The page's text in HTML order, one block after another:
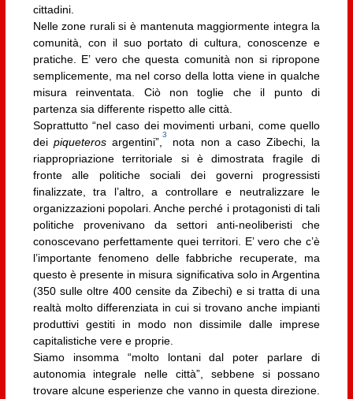
cittadini.
Nelle zone rurali si è mantenuta maggiormente integra la
comunità, con il suo portato di cultura, conoscenze e
pratiche. E’ vero che questa comunità non si ripropone
semplicemente, ma nel corso della lotta viene in qualche
misura reinventata. Ciò non toglie che il punto di
partenza sia differente rispetto alle città.
Soprattutto “nel caso dei movimenti urbani, come quello
dei piqueterosargentini”,
3
nota non a caso Zibechi, la
riappropriazione territoriale si è dimostrata fragile di
fronte alle politiche sociali dei governi progressisti
finalizzate, tra l’altro, a controllare e neutralizzare le
organizzazioni popolari. Anche perché i protagonisti di tali
politiche provenivano da settori anti-neoliberisti che
conoscevano perfettamente quei territori. E’ vero che c’è
l’importante fenomeno delle fabbriche recuperate, ma
questo è presente in misura significativa solo in Argentina
(350 sulle oltre 400 censite da Zibechi) e si tratta di una
realtà molto differenziata in cui si trovano anche impianti
produttivi gestiti in modo non dissimile dalle imprese
capitalistiche vere e proprie.
Siamo insomma “molto lontani dal poter parlare di
autonomia integrale nelle città”, sebbene si possano
trovare alcune esperienze che vanno in questa direzione.